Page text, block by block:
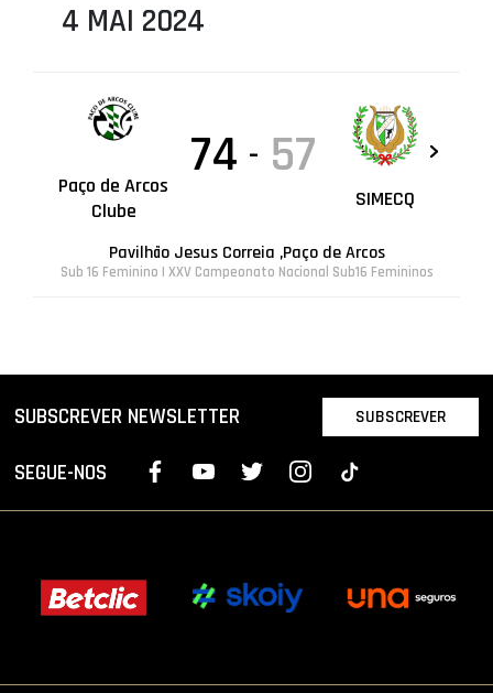
4 MAI 2024
Paço de Arcos
Clube
74 - 57
SIMECQ
Pavilhão Jesus Correia ,Paço de Arcos
Sub 16 Feminino | XXV Campeonato Nacional Sub16 Femininos
SUBSCREVER NEWSLETTER SUBSCREVER
SEGUE-NOS